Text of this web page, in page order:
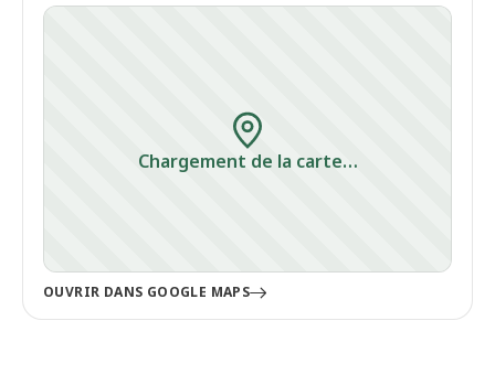
Chargement de la carte…
OUVRIR DANS GOOGLE MAPS